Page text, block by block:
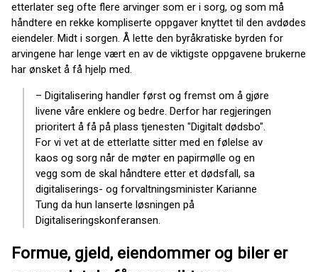
etterlater seg ofte flere arvinger som er i sorg, og som må
håndtere en rekke kompliserte oppgaver knyttet til den avdødes
eiendeler. Midt i sorgen. Å lette den byråkratiske byrden for
arvingene har lenge vært en av de viktigste oppgavene brukerne
har ønsket å få hjelp med.
– Digitalisering handler først og fremst om å gjøre
livene våre enklere og bedre. Derfor har regjeringen
prioritert å få på plass tjenesten "Digitalt dødsbo".
For vi vet at de etterlatte sitter med en følelse av
kaos og sorg når de møter en papirmølle og en
vegg som de skal håndtere etter et dødsfall, sa
digitaliserings- og forvaltningsminister Karianne
Tung da hun lanserte løsningen på
Digitaliseringskonferansen.
Formue, gjeld, eiendommer og biler er